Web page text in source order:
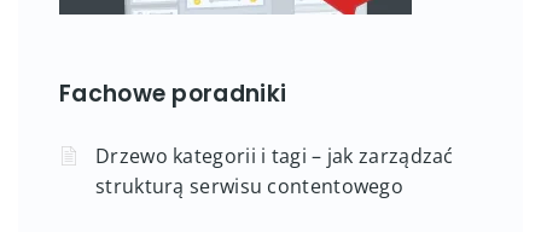
Fachowe poradniki
Drzewo kategorii i tagi – jak zarządzać
strukturą serwisu contentowego